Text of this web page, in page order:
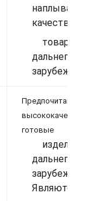
наплыва
дальнего
зарубежья
Предпочитают
готовые
дальнего
зарубежья.
Являются